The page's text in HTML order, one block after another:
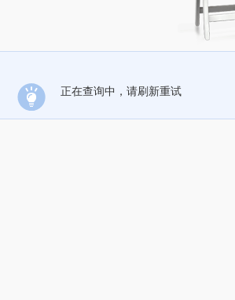
正在查询中，请刷新重试